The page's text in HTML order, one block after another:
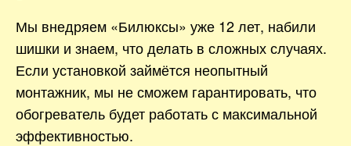
Мы внедряем «Билюксы» уже 12 лет, набили
шишки и знаем, что делать в сложных случаях.
Если установкой займётся неопытный
монтажник, мы не сможем гарантировать, что
обогреватель будет работать с максимальной
эффективностью.